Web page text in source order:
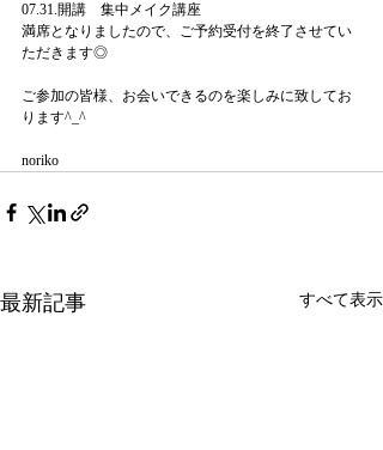
07.31.開講　集中メイク講座
満席となりましたので、ご予約受付を終了させてい
ただきます◎
ご参加の皆様、お会いできるのを楽しみに致してお
ります^_^
noriko
最新記事 すべて表示